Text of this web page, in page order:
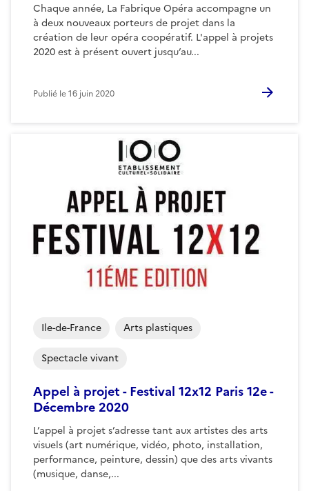
Chaque année, La Fabrique Opéra accompagne un
à deux nouveaux porteurs de projet dans la
création de leur opéra coopératif. L'appel à projets
2020 est à présent ouvert jusqu’au...
Publié le16 juin 2020
Appel à projet - Festival 12x12 Paris 12e -
Décembre 2020
L’appel à projet s’adresse tant aux artistes des arts
visuels (art numérique, vidéo, photo, installation,
performance, peinture, dessin) que des arts vivants
(musique, danse,...
Ile-de-France Arts plastiques
Spectacle vivant